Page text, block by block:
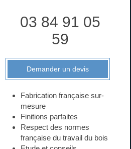
03 84 91 05
59
Demander un devis
Fabrication française sur-
mesure
Finitions parfaites
Respect des normes
française du travail du bois